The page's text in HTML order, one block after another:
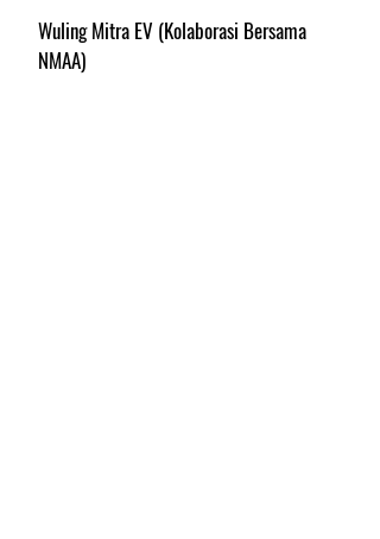
Wuling Mitra EV (Kolaborasi Bersama
NMAA)